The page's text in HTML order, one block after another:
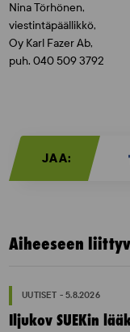
Nina Törhönen,
viestintäpäällikkö,
Oy Karl Fazer Ab,
puh. 040 509 3792
JAA:
Aiheeseen
UUTISET - 5.8.2026
Iljukov SUEKin